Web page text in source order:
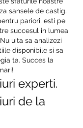
sansele de castig.
pariori, esti pe
succesul in lumea
uita sa analizezi
disponibile si sa
ta. Succes la
experti.
de la